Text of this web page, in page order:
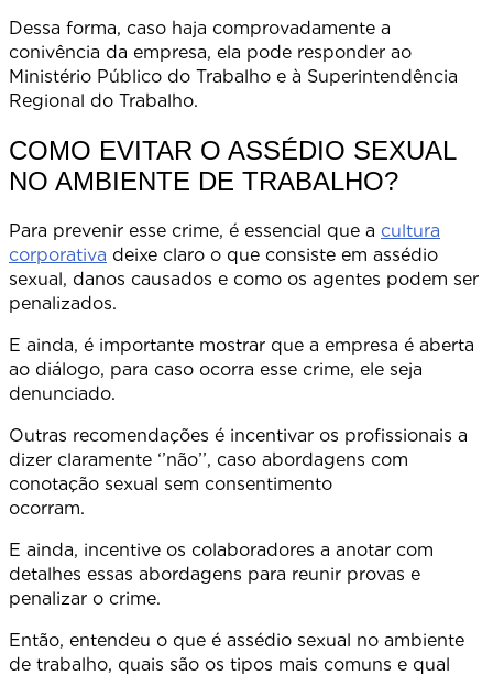
Dessa forma, caso haja comprovadamente a
conivência da empresa, ela pode responder ao
Ministério Público do Trabalho e à Superintendência
Regional do Trabalho.
COMO EVITAR O ASSÉDIO SEXUAL
NO AMBIENTE DE TRABALHO?
Para prevenir esse crime, é essencial que a cultura
corporativa deixe claro o que consiste em assédio
sexual, danos causados e como os agentes podem ser
E ainda, é importante mostrar que a empresa é aberta
ao diálogo, para caso ocorra esse crime, ele seja
denunciado.
Outras recomendações é incentivar os profissionais a
dizer claramente ‘’não’’, caso abordagens com
conotação sexual sem consentimento
E ainda, incentive os colaboradores a anotar com
detalhes essas abordagens para reunir provas e
penalizar o crime.
Então, entendeu o que é assédio sexual no ambiente
de trabalho, quais são os tipos mais comuns e qual